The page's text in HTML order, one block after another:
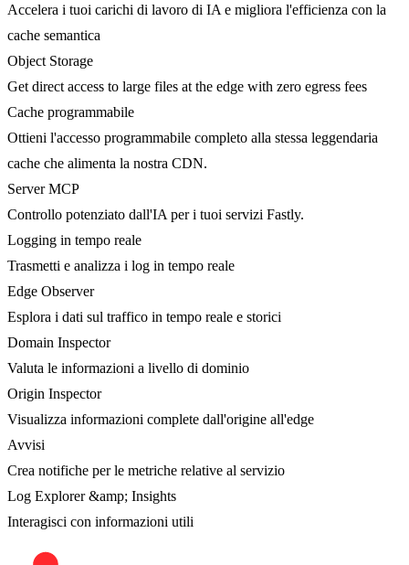
Accelera i tuoi carichi di lavoro di IA e migliora l'efficienza con la
cache semantica
Object Storage
Get direct access to large files at the edge with zero egress fees
Cache programmabile
Ottieni l'accesso programmabile completo alla stessa leggendaria
cache che alimenta la nostra CDN.
Server MCP
Controllo potenziato dall'IA per i tuoi servizi Fastly.
Logging in tempo reale
Trasmetti e analizza i log in tempo reale
Edge Observer
Esplora i dati sul traffico in tempo reale e storici
Domain Inspector
Valuta le informazioni a livello di dominio
Origin Inspector
Visualizza informazioni complete dall'origine all'edge
Avvisi
Crea notifiche per le metriche relative al servizio
Log Explorer &amp; Insights
Interagisci con informazioni utili